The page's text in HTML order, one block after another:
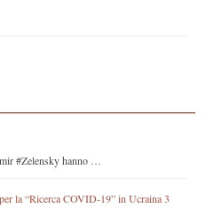
#Zelensky hanno …
la “Ricerca COVID-19” in Ucraina 3